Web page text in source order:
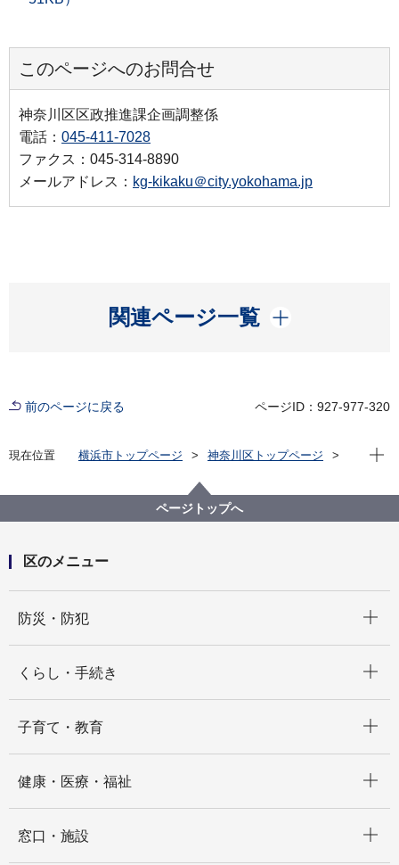
このページへのお問合せ
神奈川区区政推進課企画調整係
電話： 045-411-7028
ファクス：045-314-8890
メールアドレス： kg-kikaku＠city.yokohama.jp
関連ページ一覧
開く
前のページに戻る ページID：927-977-320
現在位置 横浜市トップページ
神奈川区トップページ
丘陵部における行動実態調査
丘陵部における行動実態調査
現在
ページトップへ
区のメニュー
防災・防犯
くらし・手続き
子育て・教育
健康・医療・福祉
窓口・施設